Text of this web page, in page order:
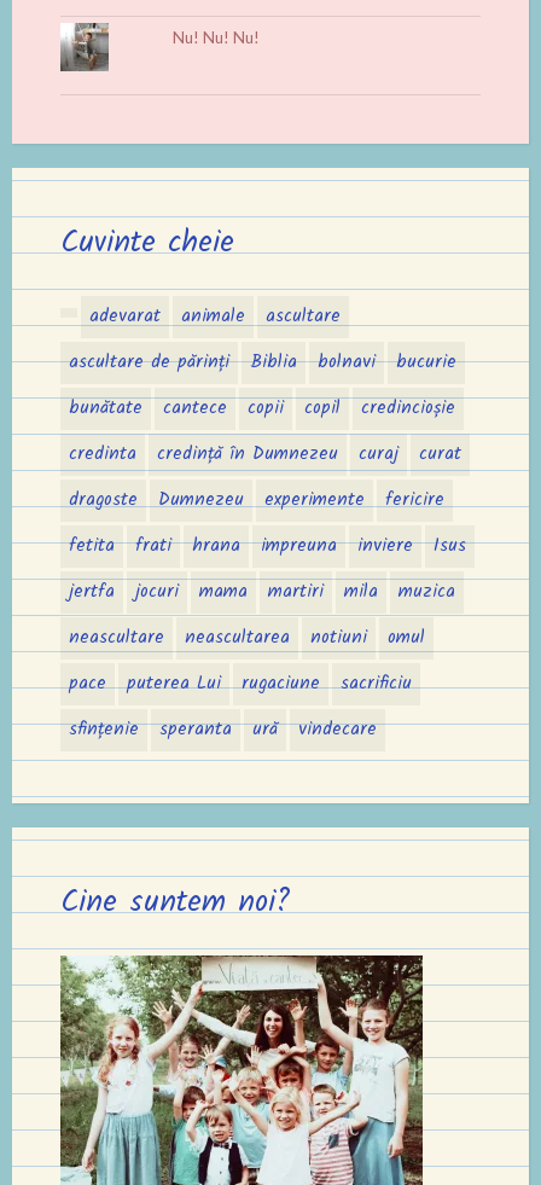
Nu! Nu! Nu!
Cuvinte cheie
adevarat animale
ascultare
ascultare de părinți
Biblia bolnavi
bucurie
bunătate
cantece copii copil
credincioșie
credinta
credință în Dumnezeu curaj
curat
dragoste
Dumnezeu experimente
fericire
fetita
frati hrana impreuna inviere
Isus
jertfa
jocuri mama martiri mila
muzica
neascultare
neascultarea notiuni
omul
pace
puterea Lui rugaciune
sacrificiu
sfințenie
speranta ură vindecare
Cine suntem noi?